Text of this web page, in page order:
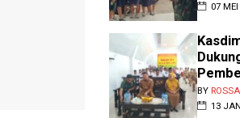
Ende – Dalam rangka
hubungan dengan masyarakat
sekaligus memantau
perkembangan situasi ...
07
BY ROSSA
13